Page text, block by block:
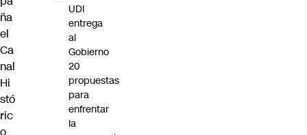
ña
el
Ca
nal
Hi
stó
ric
o
UDI
entrega
al
Gobierno
20
propuestas
para
enfrentar
la